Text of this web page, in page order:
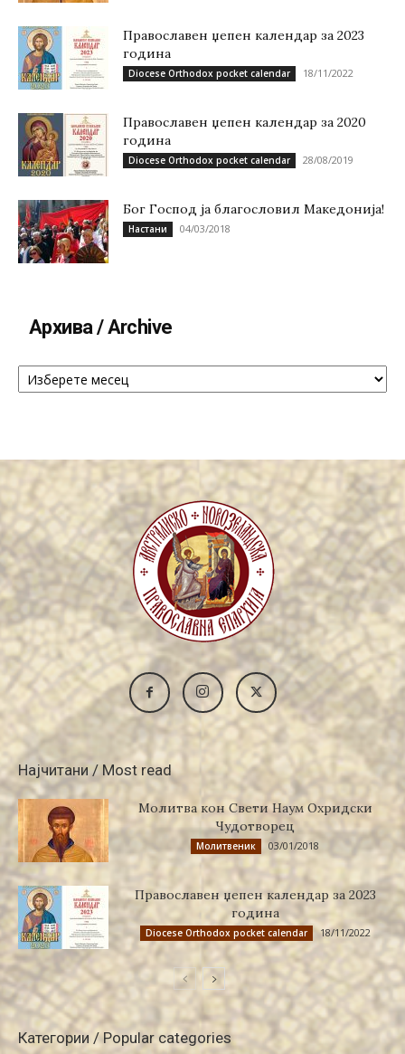
Православен џепен календар за 2023
година
Diocese Orthodox pocket calendar 18/11/2022
Православен џепен календар за 2020
година
Diocese Orthodox pocket calendar 28/08/2019
Бог Господ ја благословил Македонија!
Настани 04/03/2018
Архива / Archive
Архива
Најчитани / Most read
Молитва кон Свети Наум Охридски
Чудотворец
Молитвеник 03/01/2018
Православен џепен календар за 2023
година
Diocese Orthodox pocket calendar 18/11/2022
Категории / Popular categories